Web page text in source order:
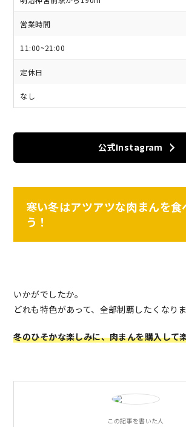
営業時間
11:00~21:00
定休日
なし
公式Instagram
寒い冬はアツアツな肉まんを食
う！
いかがでしたか。
どれも特色があって、全部制覇したくなり
冬のひそかな楽しみに、肉まんを購入して
この記事を書いた人